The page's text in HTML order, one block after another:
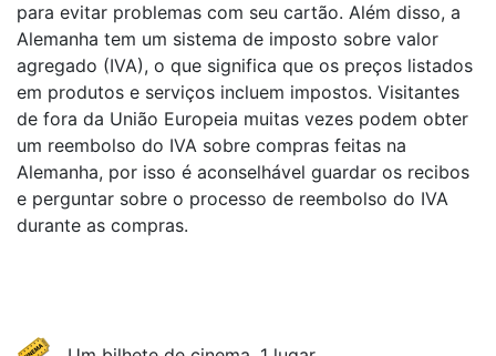
para evitar problemas com seu cartão. Além disso, a
Alemanha tem um sistema de imposto sobre valor
agregado (IVA), o que significa que os preços listados
em produtos e serviços incluem impostos. Visitantes
de fora da União Europeia muitas vezes podem obter
um reembolso do IVA sobre compras feitas na
Alemanha, por isso é aconselhável guardar os recibos
e perguntar sobre o processo de reembolso do IVA
durante as compras.